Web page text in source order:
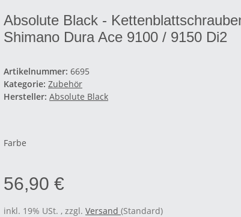
Absolute Black -
Shimano Dura Ace 9100 / 9150 Di2
Artikelnummer: 6695
Kategorie: Zubehör
Hersteller: Absolute Black
Farbe
56,90 €
inkl. 19% USt. , zzgl. Versand (Standard)